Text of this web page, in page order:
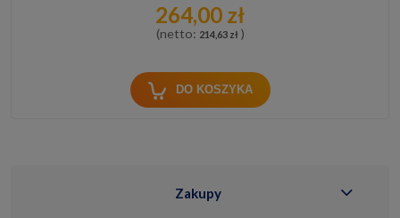
264,00 zł
(netto: 214,63 zł )
DO KOSZYKA
Zakupy